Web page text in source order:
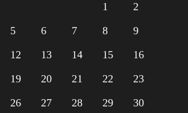
1
2
5 6 7 8
9
12 13 14 15
16
19 20 21 22
23
26 27 28 29
30